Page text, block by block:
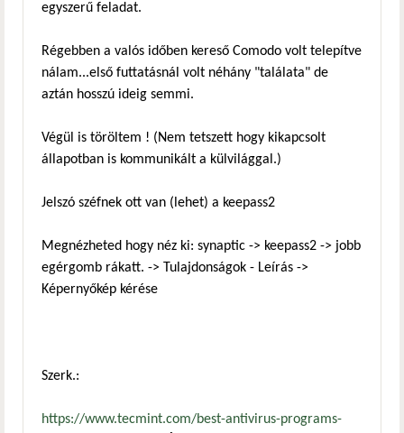
egyszerű feladat.
Régebben a valós időben kereső Comodo volt telepítve
nálam...első futtatásnál volt néhány "találata" de
aztán hosszú ideig semmi.
Végül is töröltem ! (Nem tetszett hogy kikapcsolt
állapotban is kommunikált a külvilággal.)
Jelszó széfnek ott van (lehet) a keepass2
Megnézheted hogy néz ki: synaptic -> keepass2 -> jobb
egérgomb rákatt. -> Tulajdonságok - Leírás ->
Képernyőkép kérése
Szerk.:
https://www.tecmint.com/best-antivirus-programs-